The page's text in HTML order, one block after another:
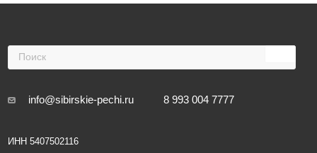
info@sibirskie-pechi.ru
ИНН 5407502116
8 993 004 7777